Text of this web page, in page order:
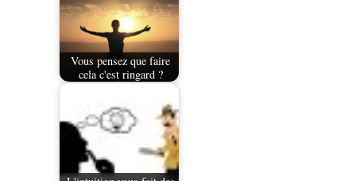
Vous pensez que faire
cela c'est ringard ?